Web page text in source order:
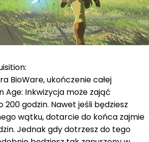
BioWare, ukończenie całej
Age: Inkwizycja może zająć
200 godzin. Nawet jeśli będziesz
wątku, dotarcie do końca zajmie
Jednak gdy dotrzesz do tego